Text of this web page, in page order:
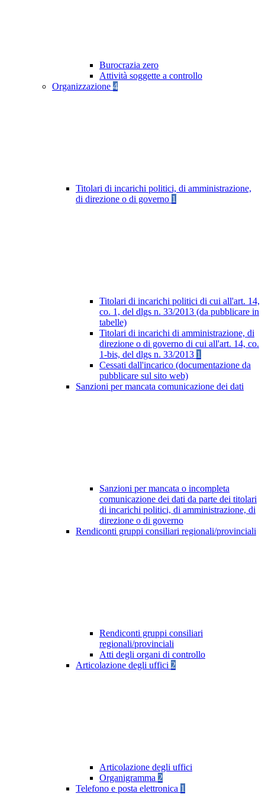
Burocrazia zero
Attività soggette a controllo
Organizzazione 4
Titolari di incarichi politici, di amministrazione,
di direzione o di governo 1
Titolari di incarichi politici di cui all'art. 14,
co. 1, del dlgs n. 33/2013 (da pubblicare in
tabelle)
Titolari di incarichi di amministrazione, di
direzione o di governo di cui all'art. 14, co.
1-bis, del dlgs n. 33/2013 1
Cessati dall'incarico (documentazione da
pubblicare sul sito web)
Sanzioni per mancata comunicazione dei dati
Sanzioni per mancata o incompleta
comunicazione dei dati da parte dei titolari
di incarichi politici, di amministrazione, di
direzione o di governo
Rendiconti gruppi consiliari regionali/provinciali
Rendiconti gruppi consiliari
regionali/provinciali
Atti degli organi di controllo
Articolazione degli uffici 2
Articolazione degli uffici
Organigramma 2
Telefono e posta elettronica 1